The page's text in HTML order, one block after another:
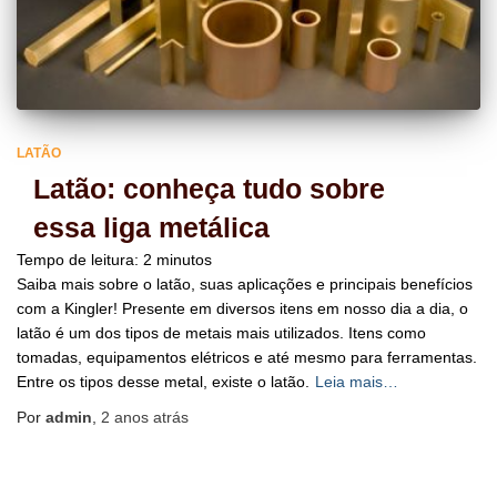
LATÃO
Latão: conheça tudo sobre
essa liga metálica
Tempo de leitura: 2 minutos
Saiba mais sobre o latão, suas aplicações e principais benefícios
com a Kingler! Presente em diversos itens em nosso dia a dia, o
latão é um dos tipos de metais mais utilizados. Itens como
tomadas, equipamentos elétricos e até mesmo para ferramentas.
Entre os tipos desse metal, existe o latão.
Leia mais…
Por admin 2 anos atrás